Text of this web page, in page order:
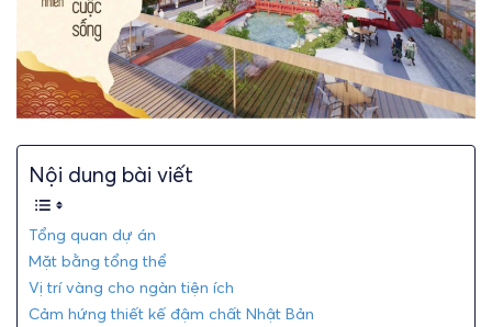
Nội dung bài viết
Tổng quan dự án
Mặt bằng tổng thể
Vị trí vàng cho ngàn tiện ích
Cảm hứng thiết kế đậm chất Nhật Bản